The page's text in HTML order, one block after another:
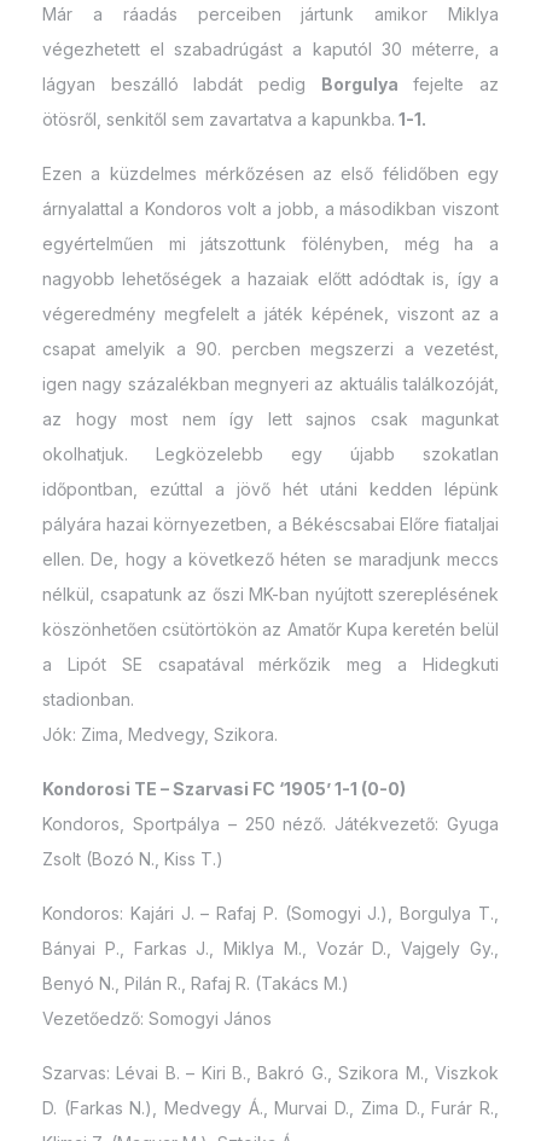
Már a ráadás perceiben jártunk amikor Miklya
végezhetett el szabadrúgást a kaputól 30 méterre, a
lágyan beszálló labdát pedig Borgulya fejelte az
ötösről, senkitől sem zavartatva a kapunkba. 1-1.
Ezen a küzdelmes mérkőzésen az első félidőben egy
árnyalattal a Kondoros volt a jobb, a másodikban viszont
egyértelműen mi játszottunk fölényben, még ha a
nagyobb lehetőségek a hazaiak előtt adódtak is, így a
végeredmény megfelelt a játék képének, viszont az a
csapat amelyik a 90. percben megszerzi a vezetést,
igen nagy százalékban megnyeri az aktuális találkozóját,
az hogy most nem így lett sajnos csak magunkat
okolhatjuk. Legközelebb egy újabb szokatlan
időpontban, ezúttal a jövő hét utáni kedden lépünk
pályára hazai környezetben, a Békéscsabai Előre fiataljai
ellen. De, hogy a következő héten se maradjunk meccs
nélkül, csapatunk az őszi MK-ban nyújtott szereplésének
köszönhetően csütörtökön az Amatőr Kupa keretén belül
a Lipót SE csapatával mérkőzik meg a Hidegkuti
stadionban.
Jók: Zima, Medvegy, Szikora.
Kondorosi TE – Szarvasi FC ‘1905’ 1-1 (0-0)
Kondoros, Sportpálya – 250 néző. Játékvezető: Gyuga
Zsolt (Bozó N., Kiss T.)
Kondoros: Kajári J. – Rafaj P. (Somogyi J.), Borgulya T.,
Bányai P., Farkas J., Miklya M., Vozár D., Vajgely Gy.,
Benyó N., Pilán R., Rafaj R. (Takács M.)
Vezetőedző: Somogyi János
Szarvas: Lévai B. – Kiri B., Bakró G., Szikora M., Viszkok
D. (Farkas N.), Medvegy Á., Murvai D., Zima D., Furár R.,